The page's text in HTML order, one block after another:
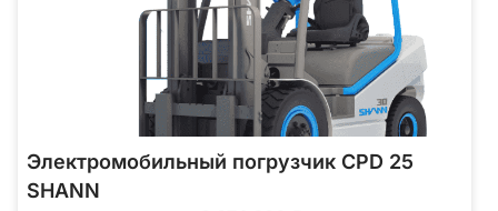
Электромобильный погрузчик CPD 25
SHANN